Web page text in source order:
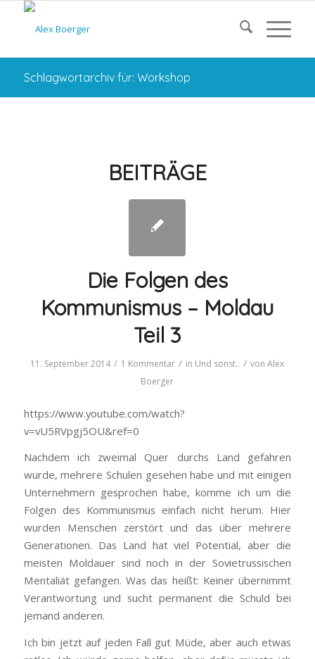
Schlagwortarchiv für: Workshop
BEITRÄGE
Die Folgen des
Kommunismus – Moldau
Teil 3
11. September 2014 / 1 Kommentar / in Und sonst.. / vonAlex
Boerger
https://www.youtube.com/watch?
v=vU5RVpgj5OU&ref=0
Nachdem ich zweimal Quer durchs Land gefahren
wurde, mehrere Schulen gesehen habe und mit einigen
Unternehmern gesprochen habe, komme ich um die
Folgen des Kommunismus einfach nicht herum. Hier
wurden Menschen zerstört und das über mehrere
Generationen. Das Land hat viel Potential, aber die
meisten Moldauer sind noch in der Sovietrussischen
Mentaliät gefangen. Was das heißt: Keiner übernimmt
Verantwortung und sucht permanent die Schuld bei
jemand anderen.
Ich bin jetzt auf jeden Fall gut Müde, aber auch etwas